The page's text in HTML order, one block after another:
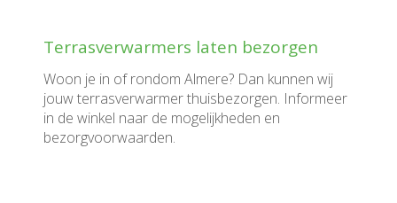
Terrasverwarmers laten bezorgen
Woon je in of rondom Almere? Dan kunnen wij
jouw terrasverwarmer thuisbezorgen. Informeer
in de winkel naar de mogelijkheden en
bezorgvoorwaarden.